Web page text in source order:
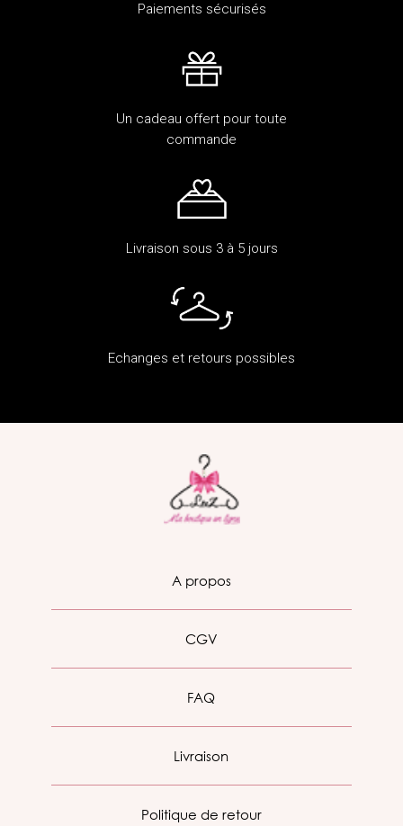
Paiements sécurisés
Un cadeau offert pour toute
commande
Livraison sous 3 à 5 jours
Echanges et retours possibles
A propos
CGV
FAQ
Livraison
Politique de retour